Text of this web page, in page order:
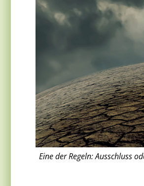
Eine der Regeln: Ausschluss